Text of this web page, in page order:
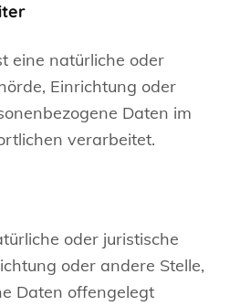
eine natürliche oder
Einrichtung oder
Daten im
verarbeitet.
oder juristische
oder andere Stelle,
Daten offengelegt